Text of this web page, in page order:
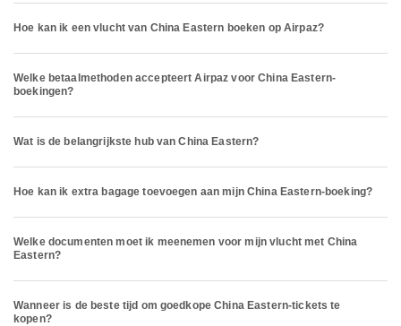
Hoe kan ik een vlucht van China Eastern boeken op Airpaz?
Welke betaalmethoden accepteert Airpaz voor China Eastern-
boekingen?
Wat is de belangrijkste hub van China Eastern?
Hoe kan ik extra bagage toevoegen aan mijn China Eastern-boeking?
Welke documenten moet ik meenemen voor mijn vlucht met China
Eastern?
Wanneer is de beste tijd om goedkope China Eastern-tickets te
kopen?